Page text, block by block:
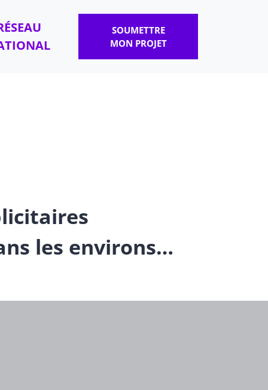
SOUMETTRE
MON PROJET
les environs…